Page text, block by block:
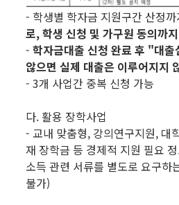
- 학생별 학자금 지원구간 산정까
로,학생 신청 및 가구원 동의까
-학자금대출 신청 완료 후 "대
않으면 실제 대출은 이루어지지
- 3개 사업간 중복 신청 가능
다. 활용 장학사업
- 교내 맞춤형, 강의연구지원, 대
재 장학금 등 경제적 지원 필요
소득 관련 서류를 별도로 요구하
불가)